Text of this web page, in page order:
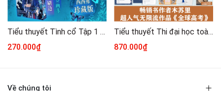
Tiểu thuyết Tình cổ Tập 1 [ĐẶC BIỆT - IN VIỀN MÀU]
270.000₫
Tiểu thuyết Thi đại học toàn cầu 1+2+3 - VER 17 [BẢN TRUNG]
870.000₫
Về chúng tôi